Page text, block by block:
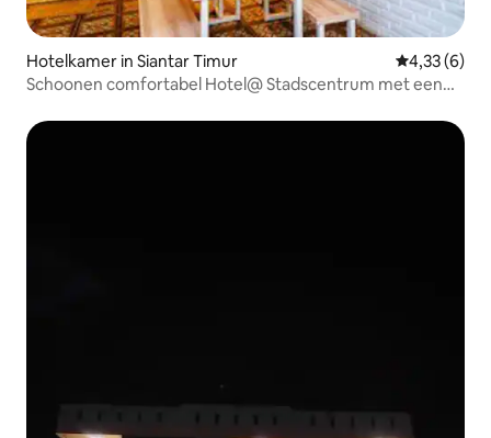
Hotelkamer in Siantar Timur
4,33 (6)
Schoonen comfortabel Hotel@ Stadscentrum met een